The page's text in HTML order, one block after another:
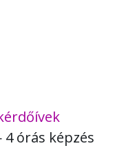
órás képzés